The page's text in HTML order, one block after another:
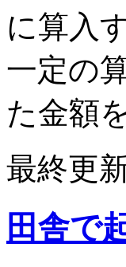
に算入
一定の
た金額
最終更
田舎で